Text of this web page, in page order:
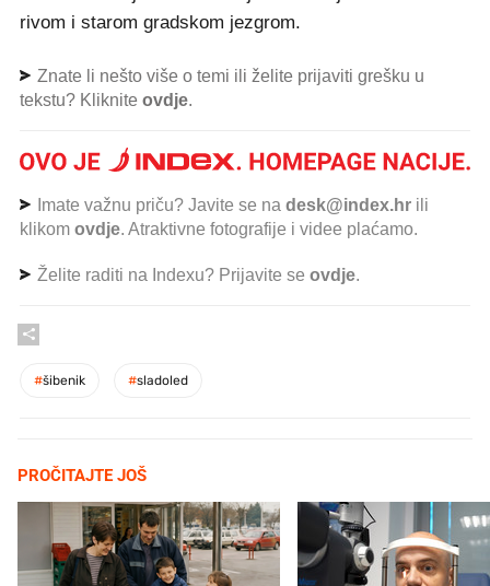
rivom i starom gradskom jezgrom.
Znate li nešto više o temi ili želite prijaviti grešku u
tekstu? Kliknite ovdje.
Imate važnu priču? Javite se na desk@index.hr ili
klikom ovdje. Atraktivne fotografije i videe plaćamo.
Želite raditi na Indexu? Prijavite se ovdje.
#šibenik #sladoled
PROČITAJTE JOŠ